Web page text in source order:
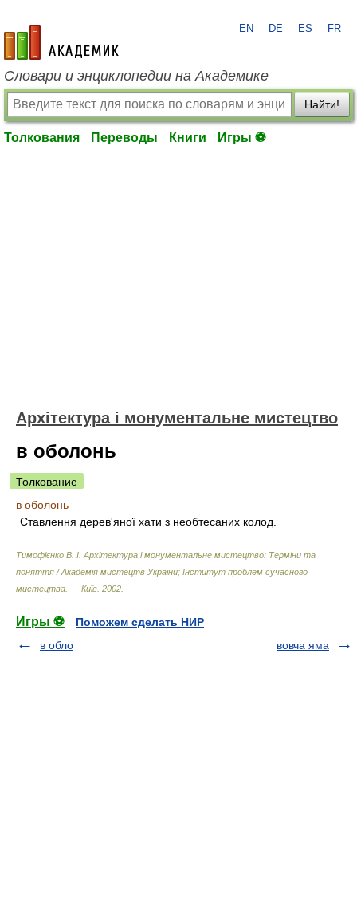
academic.ru
EN DE ES FR
Словари и энциклопедии на Академике
Найти!
Толкования Переводы Книги Игры ⚽
Архітектура і монументальне мистецтво
в оболонь
Толкование
в оболонь
Ставлення дерев'яної хати з необтесаних колод.
Тимофієнко В. І. Архітектура і монументальне мистецтво: Терміни та
поняття / Академія мистецтв України; Інститут проблем сучасного
мистецтва. — Київ 2002
Игры ⚽
Поможем сделать НИР
в обло
вовча яма